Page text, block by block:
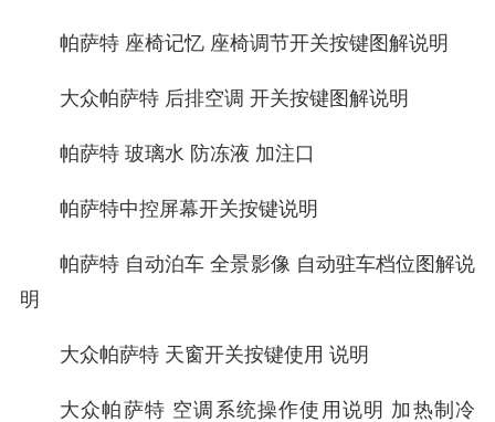
帕萨特 座椅记忆 座椅调节开关按键图解说明
大众帕萨特 后排空调 开关按键图解说明
帕萨特 玻璃水 防冻液 加注口
帕萨特中控屏幕开关按键说明
帕萨特 自动泊车 全景影像 自动驻车档位图解说
明
大众帕萨特 天窗开关按键使用 说明
大众帕萨特 空调系统操作使用说明 加热制冷